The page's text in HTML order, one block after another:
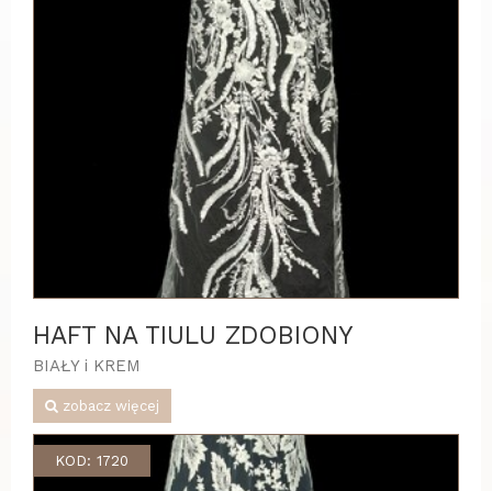
HAFT NA TIULU ZDOBIONY
BIAŁY i KREM
zobacz więcej
KOD: 1720